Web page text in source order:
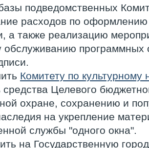
подведомственных
расходов по
а также реализацию
обслуживанию программных
Комитету по
средства Целевого
охране, сохранению и
на укрепление
службы "одного окна".
на Государственную